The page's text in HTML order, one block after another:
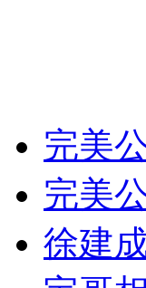
完美
完美
徐建